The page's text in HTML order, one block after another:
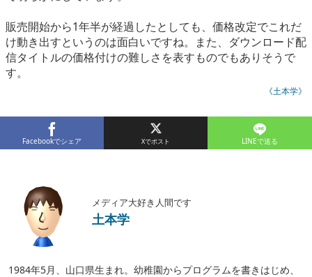
販売開始から1年半が経過したとしても、価格改定でこれだ
け動き出すというのは面白いですね。また、ダウンロード配
信タイトルの価格付けの難しさを表すものでもありそうで
す。
《土本学》
Facebookでシェア LINEで送る
メディア大好き人間です
土本学
1984年5月、山口県生まれ。幼稚園からプログラムを書きはじめ、